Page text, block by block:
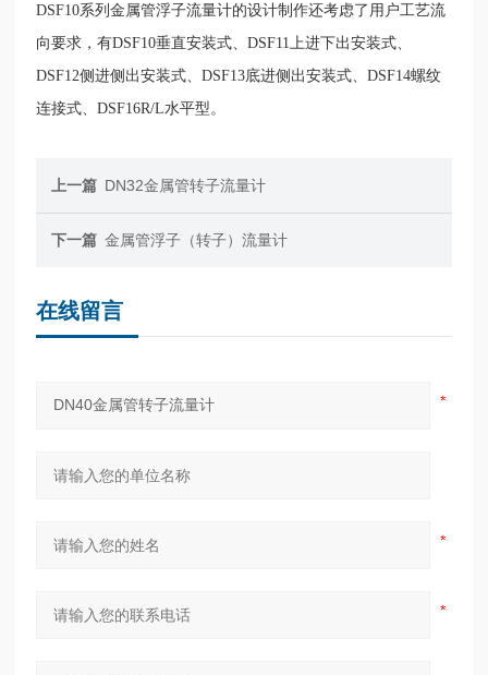
DSF10系列金属管浮子流量计的设计制作还考虑了用户工艺流
向要求，有DSF10垂直安装式、DSF11上进下出安装式、
DSF12侧进侧出安装式、DSF13底进侧出安装式、DSF14螺纹
连接式、DSF16R/L水平型。
上一篇 DN32金属管转子流量计
下一篇 金属管浮子（转子）流量计
在线留言